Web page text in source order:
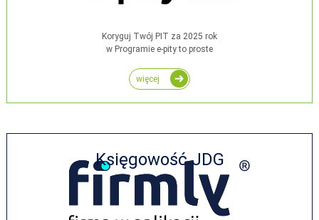
Koryguj Twój PIT za 2025 rok
w Programie e-pity to proste
więcej
Księgowość JDG